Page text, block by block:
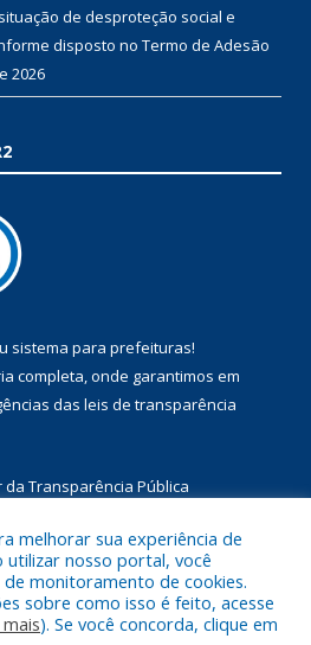
de desproteção social e
disposto no Termo de Adesão
2026
sistema para prefeituras!
completa, onde garantimos em
das leis de transparência
da Transparência Pública
a Prefeitura Municipal de Augusto
Corrêa.
melhorar sua experiência de
utilizar nosso portal, você
monitoramento de cookies.
sobre como isso é feito, acesse
). Se você concorda, clique em